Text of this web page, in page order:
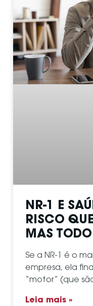
NR-1 E
RISCO
MAS
Se a NR-1 é o
empresa, ela
“motor” (que
Leia mais »